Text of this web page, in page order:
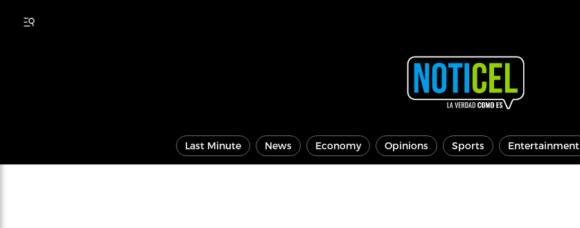
Last Minute News Economy Opinions Sports Entertainment